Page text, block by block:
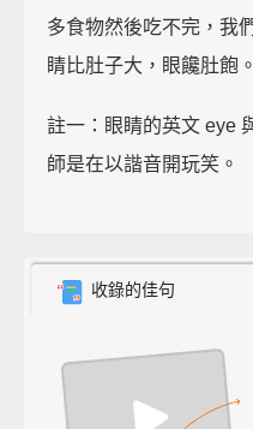
多食物然後吃不完，我
睛比肚子大，眼饞肚飽
註一：眼睛的英文 eye
師是在以諧音開玩笑。
收錄的佳句